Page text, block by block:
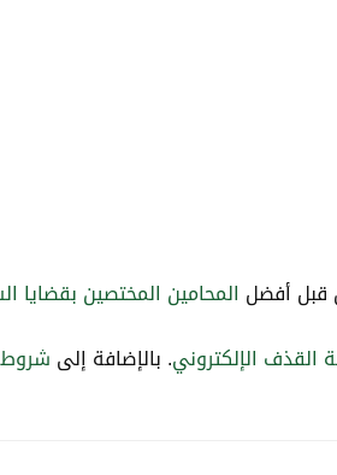
قبل أفضل المحامين المختصين بقضايا
القذف الإلكتروني. بالإضافة إلى